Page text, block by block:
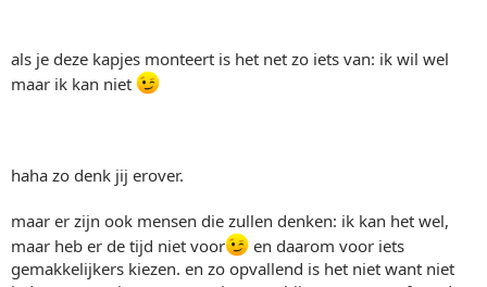
als je deze kapjes monteert is het net zo iets van: ik wil wel
maar ik kan niet
haha zo denk jij erover.
maar er zijn ook mensen die zullen denken: ik kan het wel,
maar heb er de tijd niet voor
en daarom voor iets
gemakkelijkers kiezen. en zo opvallend is het niet want niet